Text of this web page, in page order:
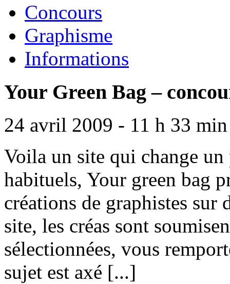
Concours
Graphisme
Informations
Your Green Bag –
24 avril 2009 - 11 h 33 min
Voila un site qui change un
habituels, Your green bag
créations de graphistes sur
site, les créas sont
sélectionnées, vous
sujet est axé [...]